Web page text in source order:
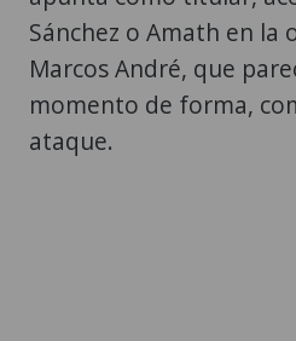
Sánchez o Amath en la
Marcos André, que
momento de forma,
ataque.